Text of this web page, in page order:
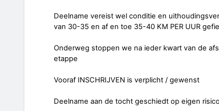
Deelname vereist wel conditie en
van 30-35 en af en toe 35-40 KM PER UUR
Onderweg stoppen we na ieder kwart van de
etappe
Vooraf INSCHRIJVEN is verplicht / gewenst
Deelname aan de tocht geschiedt op eigen